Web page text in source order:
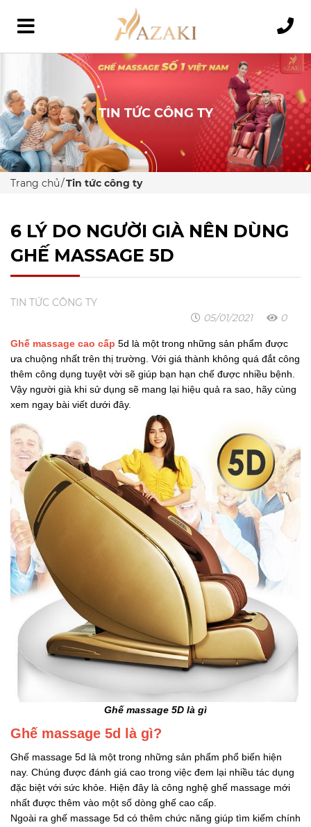
TIN TỨC CÔNG TY
Trang chủ Tin tức công ty
6 LÝ DO NGƯỜI GIÀ NÊN DÙNG
GHẾ MASSAGE 5D
TIN TỨC CÔNG TY
05/01/2021
0
Ghế massage cao cấp 5d là một trong những sản phẩm được
ưa chuộng nhất trên thị trường. Với giá thành không quá đắt công
thêm công dụng tuyệt vời sẽ giúp bạn hạn chế được nhiều bệnh.
Vậy người già khi sử dụng sẽ mang lại hiệu quả ra sao, hãy cùng
xem ngay bài viết dưới đây.
Ghế massage 5D là gì
Ghế massage 5d là gì?
Ghế massage 5d là một trong những sản phẩm phổ biến hiện
nay. Chúng được đánh giá cao trong việc đem lại nhiều tác dụng
đặc biệt với sức khỏe. Hiện đây là công nghệ ghế massage mới
nhất được thêm vào một số dòng ghế cao cấp.
Ngoài ra ghế massage 5d có thêm chức năng giúp tìm kiếm chính